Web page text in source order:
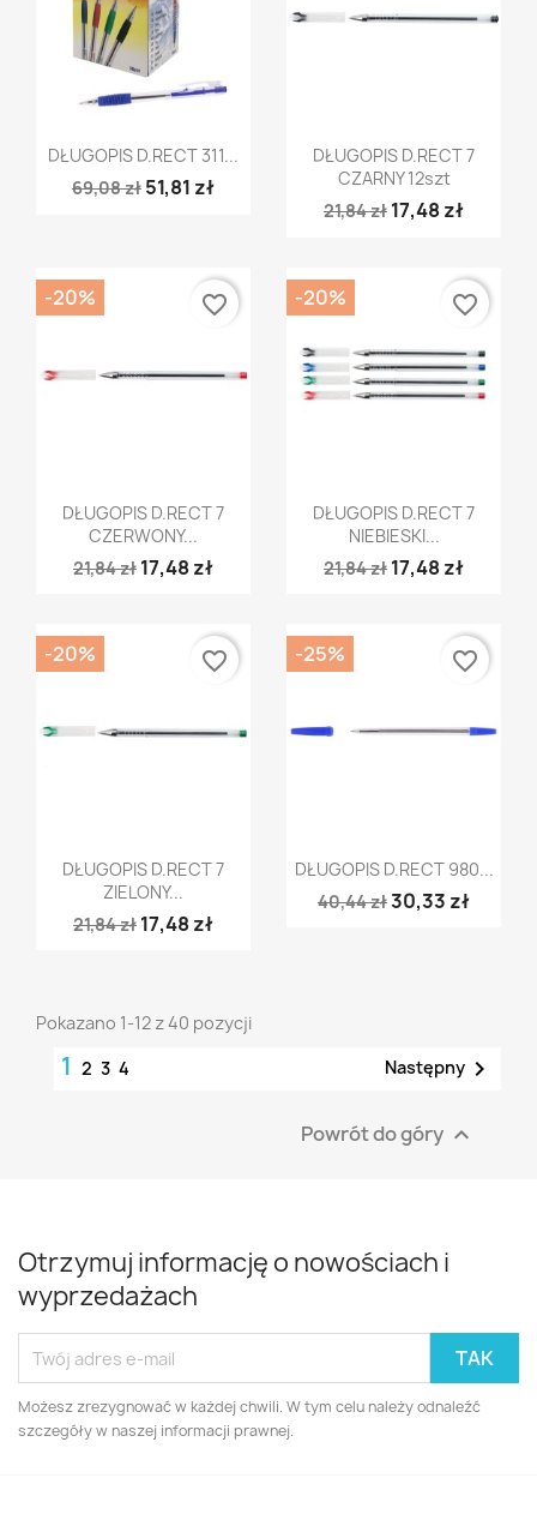
Szybki podgląd
DŁUGOPIS D.RECT 311...
69,08 zł 51,81 zł
Szybki podgląd
DŁUGOPIS D.RECT 7
CZARNY 12szt
21,84 zł 17,48 zł
Szybki podgląd
DŁUGOPIS D.RECT 7
CZERWONY...
21,84 zł 17,48 zł
-20% favorite_border
Szybki podgląd
DŁUGOPIS D.RECT 7
NIEBIESKI...
21,84 zł 17,48 zł
-20% favorite_border
Szybki podgląd
DŁUGOPIS D.RECT 7
ZIELONY...
21,84 zł 17,48 zł
-20% favorite_border
Szybki podgląd
DŁUGOPIS D.RECT 980...
40,44 zł30,33 zł
-25% favorite_border
Pokazano 1-12 z 40 pozycji
1 2 3 4 Następny 
Powrót do góry 
Otrzymuj informację o nowościach i
wyprzedażach
Możesz zrezygnować w każdej chwili. W tym celu należy odnaleźć
szczegóły w naszej informacji prawnej.